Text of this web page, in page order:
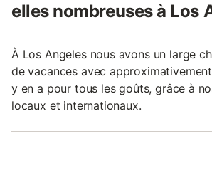
elles nombreuses à Los
À Los Angeles nous avons un large
de vacances avec
y en a pour tous les goûts, grâce à
locaux et internationaux.